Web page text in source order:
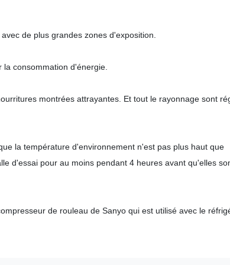
de plus grandes zones d'exposition.
consommation d'énergie.
montrées attrayantes. Et tout le rayonnage sont
la température d'environnement n'est pas plus haut que
d'essai pour au moins pendant 4 heures avant qu'elles
de rouleau de Sanyo qui est utilisé avec le